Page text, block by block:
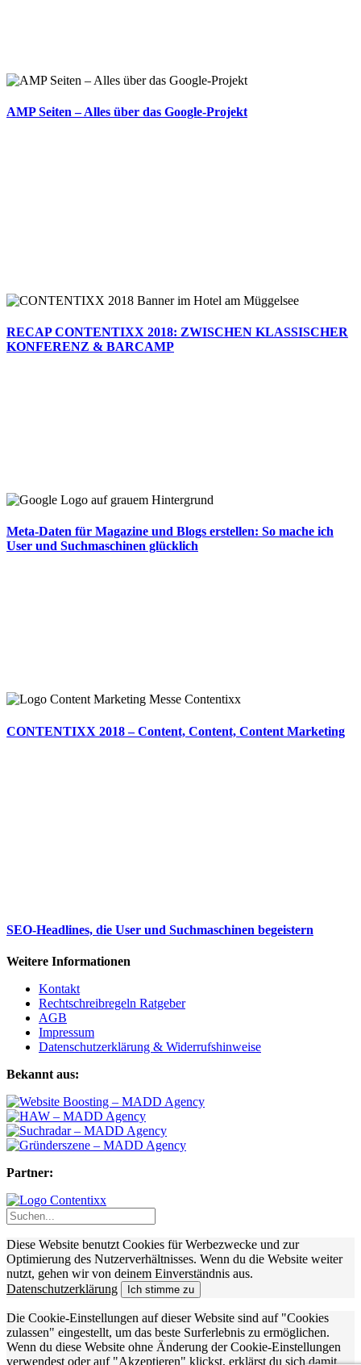
AMP Seiten – Alles über das Google-Projekt
RECAP CONTENTIXX 2018: ZWISCHEN KLASSISCHER
KONFERENZ & BARCAMP
Meta-Daten für Magazine und Blogs erstellen: So mache ich
User und Suchmaschinen glücklich
CONTENTIXX 2018 – Content, Content, Content Marketing
SEO-Headlines, die User und Suchmaschinen begeistern
Weitere Informationen
Kontakt
Rechtschreibregeln Ratgeber
AGB
Impressum
Datenschutzerklärung & Widerrufshinweise
Bekannt aus:
Partner:
Diese Website benutzt Cookies für Werbezwecke und zur
Optimierung des Nutzerverhältnisses. Wenn du die Website weiter
nutzt, gehen wir von deinem Einverständnis aus.
Datenschutzerklärung
Ich stimme zu
Die Cookie-Einstellungen auf dieser Website sind auf "Cookies
zulassen" eingestellt, um das beste Surferlebnis zu ermöglichen.
Wenn du diese Website ohne Änderung der Cookie-Einstellungen
verwendest oder auf "Akzeptieren" klickst, erklärst du sich damit